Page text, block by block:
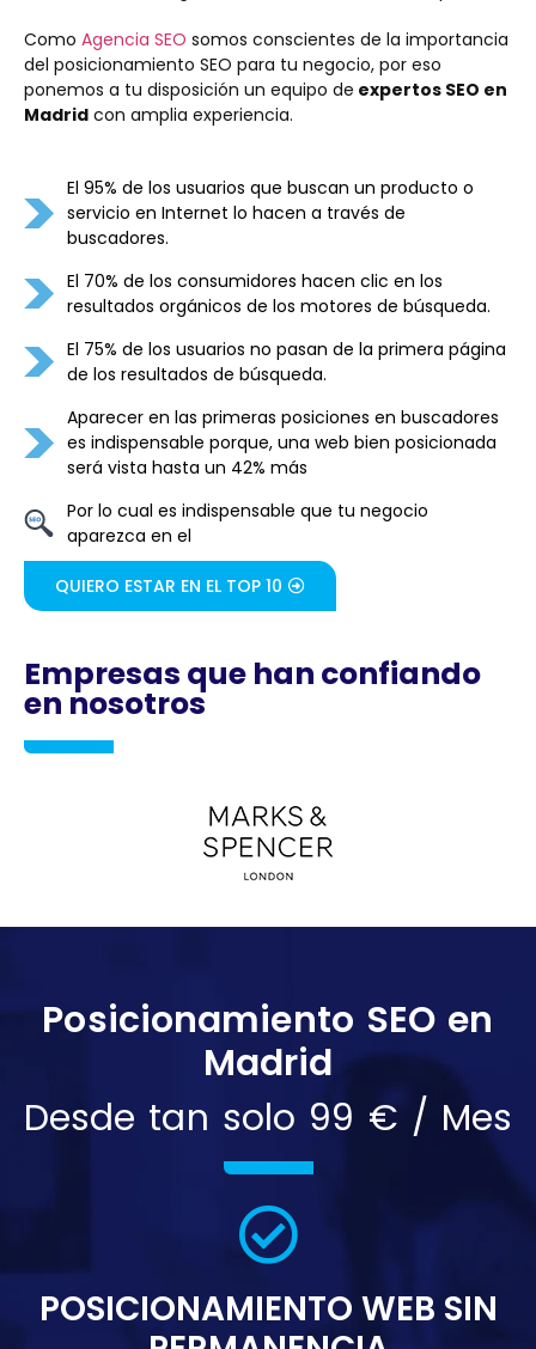
Como Agencia SEO somos conscientes de la importancia
del posicionamiento SEO para tu negocio, por eso
ponemos a tu disposición un equipo de expertos SEO en
Madrid con amplia experiencia.
El 95% de los usuarios que buscan un producto o
servicio en Internet lo hacen a través de
buscadores.
El 70% de los consumidores hacen clic en los
resultados orgánicos de los motores de búsqueda.
El 75% de los usuarios no pasan de la primera página
de los resultados de búsqueda.
Aparecer en las primeras posiciones en buscadores
es indispensable porque, una web bien posicionada
será vista hasta un 42% más
Por lo cual es indispensable que tu negocio
aparezca en el
QUIERO ESTAR EN EL TOP 10
Empresas que han confiando
en nosotros
Posicionamiento SEO en
Madrid
Desde tan solo 99 € / Mes
POSICIONAMIENTO WEB SIN